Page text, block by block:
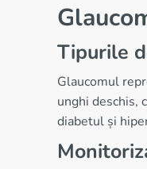
Tipurile
Glaucomul
unghi deschis,
diabetul și